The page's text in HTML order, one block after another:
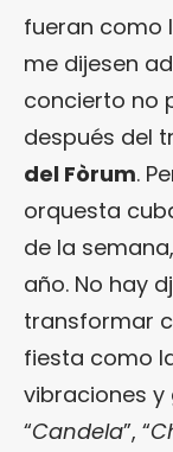
fueran como
me dijesen
concierto no
después del
del Fòrum.
orquesta
de la
año. No hay
transformar
fiesta como
vibraciones
“Candela”, “